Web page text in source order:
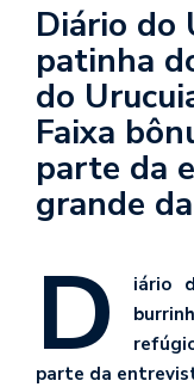
Diário do
patinha
do
Faixa
parte da
grande
D
iário
parte da